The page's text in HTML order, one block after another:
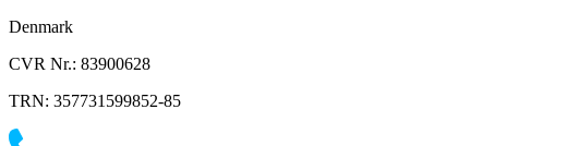
Denmark
CVR Nr.: 83900628
TRN: 357731599852-85